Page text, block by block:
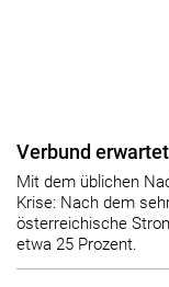
Verbund
Mit dem üblichen
Krise: Nach dem
österreichische
etwa 25 Prozent.